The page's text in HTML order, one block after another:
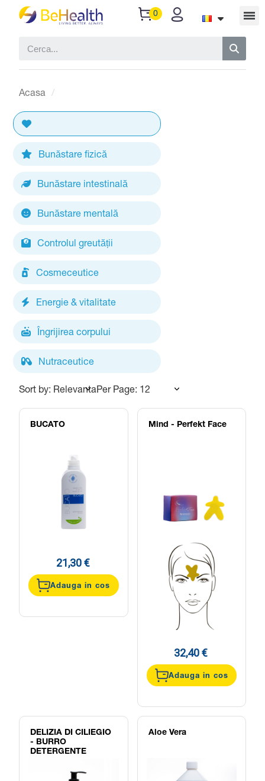
Acasa
Bunăstare fizică
Bunăstare intestinală
Bunăstare mentală
Controlul greutății
Cosmeceutice
Energie & vitalitate
Îngrijirea corpului
Nutraceutice
Sort by: RelevantaPer Page: 12
BUCATO
21,30 €
Adauga in cos
Mind - Perfekt Face
32,40 €
Adauga in cos
DELIZIA DI CILIEGIO
- BURRO
DETERGENTE
Aloe Vera